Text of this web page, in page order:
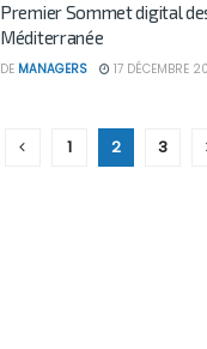
Premier Sommet digital
Méditerranée
DE MANAGERS 17 DÉCEMBRE
1 2 3